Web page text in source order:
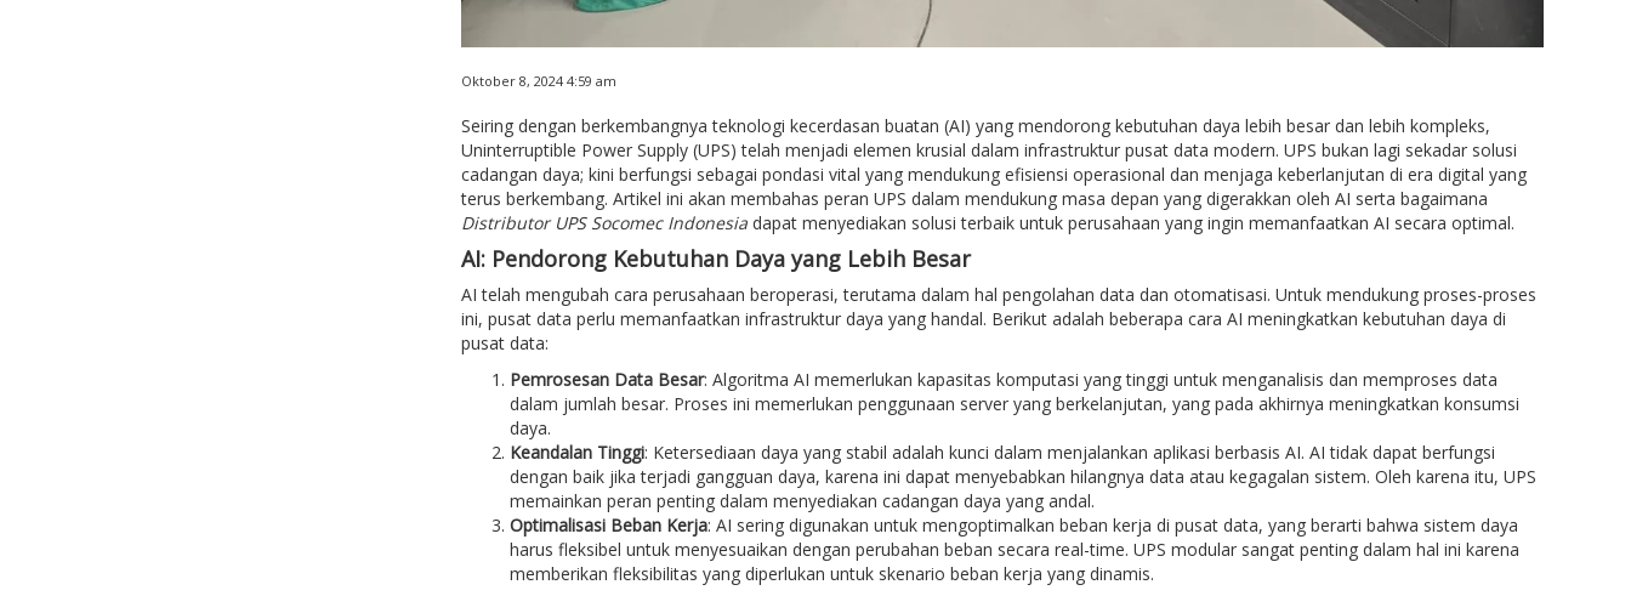
Oktober 8, 2024 4:59 am
Seiring dengan berkembangnya teknologi kecerdasan buatan (AI) yang mendorong kebutuhan daya lebih besar dan lebih kompleks,
Uninterruptible Power Supply (UPS) telah menjadi elemen krusial dalam infrastruktur pusat data modern. UPS bukan lagi sekadar solusi
cadangan daya; kini berfungsi sebagai pondasi vital yang mendukung efisiensi operasional dan menjaga keberlanjutan di era digital yang
terus berkembang. Artikel ini akan membahas peran UPS dalam mendukung masa depan yang digerakkan oleh AI serta bagaimana
Distributor UPS Socomec Indonesiadapat menyediakan solusi terbaik untuk perusahaan yang ingin memanfaatkan AI secara optimal.
AI: Pendorong Kebutuhan Daya yang Lebih Besar
AI telah mengubah cara perusahaan beroperasi, terutama dalam hal pengolahan data dan otomatisasi. Untuk mendukung proses-proses
ini, pusat data perlu memanfaatkan infrastruktur daya yang handal. Berikut adalah beberapa cara AI meningkatkan kebutuhan daya di
pusat data:
Pemrosesan Data Besar: Algoritma AI memerlukan kapasitas komputasi yang tinggi untuk menganalisis dan memproses data
dalam jumlah besar. Proses ini memerlukan penggunaan server yang berkelanjutan, yang pada akhirnya meningkatkan konsumsi
daya.
Keandalan Tinggi: Ketersediaan daya yang stabil adalah kunci dalam menjalankan aplikasi berbasis AI. AI tidak dapat berfungsi
dengan baik jika terjadi gangguan daya, karena ini dapat menyebabkan hilangnya data atau kegagalan sistem. Oleh karena itu, UPS
memainkan peran penting dalam menyediakan cadangan daya yang andal.
Optimalisasi Beban Kerja: AI sering digunakan untuk mengoptimalkan beban kerja di pusat data, yang berarti bahwa sistem daya
harus fleksibel untuk menyesuaikan dengan perubahan beban secara real-time. UPS modular sangat penting dalam hal ini karena
memberikan fleksibilitas yang diperlukan untuk skenario beban kerja yang dinamis.